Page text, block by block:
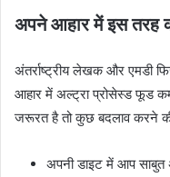
अपने आहार में इस तरह
अंतर्राष्ट्रीय लेखक और एमडी
आहार में अल्ट्रा प्रोसेस्ड फूड
जरूरत है तो कुछ बदलाव करने
अपनी डाइट में आप साबुत